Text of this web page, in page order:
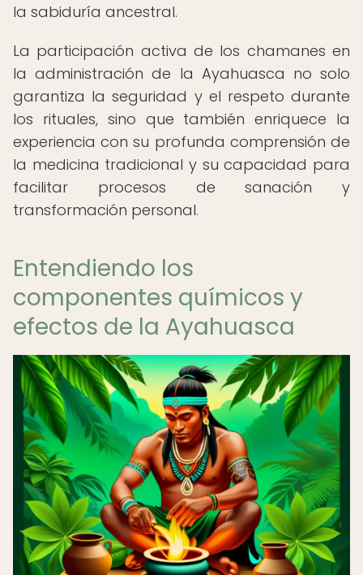
la sabiduría ancestral.
La participación activa de los chamanes en
la administración de la Ayahuasca no solo
garantiza la seguridad y el respeto durante
los rituales, sino que también enriquece la
experiencia con su profunda comprensión de
la medicina tradicional y su capacidad para
facilitar procesos de sanación y
transformación personal.
Entendiendo los
componentes químicos y
efectos de la Ayahuasca